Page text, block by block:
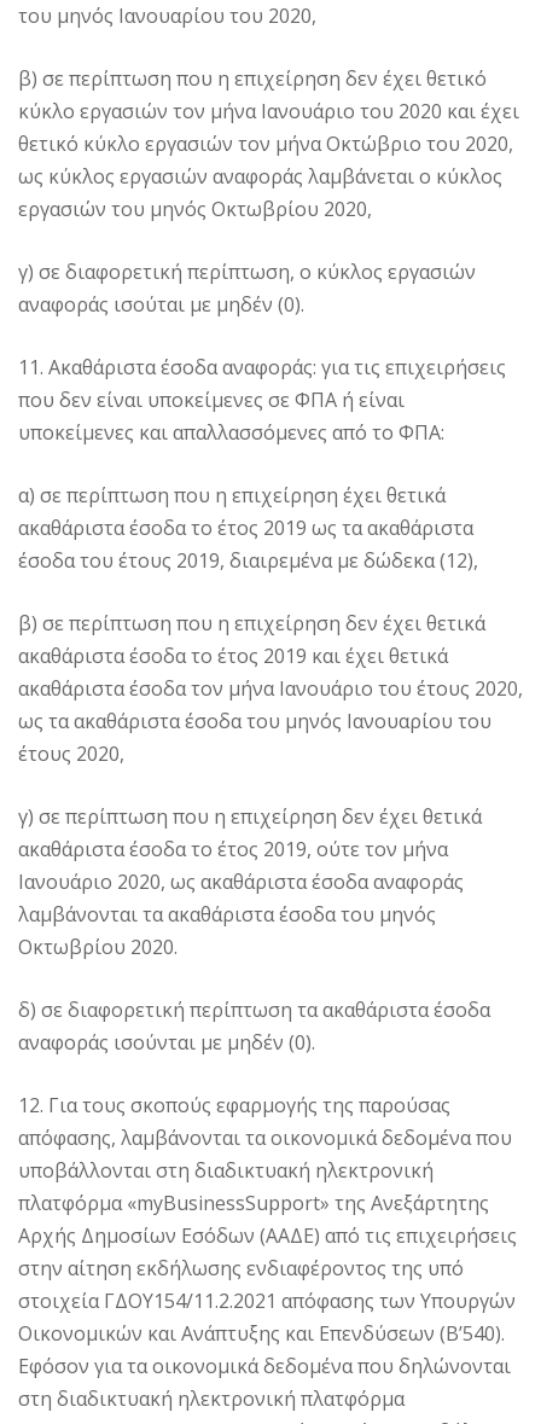
του μηνός Ιανουαρίου του 2020,
β) σε περίπτωση που η επιχείρηση δεν έχει θετικό
κύκλο εργασιών τον μήνα Ιανουάριο του 2020 και έχει
θετικό κύκλο εργασιών τον μήνα Οκτώβριο του 2020,
ως κύκλος εργασιών αναφοράς λαμβάνεται ο κύκλος
εργασιών του μηνός Οκτωβρίου 2020,
γ) σε διαφορετική περίπτωση, ο κύκλος εργασιών
αναφοράς ισούται με μηδέν (0).
11. Ακαθάριστα έσοδα αναφοράς: για τις επιχειρήσεις
που δεν είναι υποκείμενες σε ΦΠΑ ή είναι
υποκείμενες και απαλλασσόμενες από το ΦΠΑ:
α) σε περίπτωση που η επιχείρηση έχει θετικά
ακαθάριστα έσοδα το έτος 2019 ως τα ακαθάριστα
έσοδα του έτους 2019, διαιρεμένα με δώδεκα (12),
β) σε περίπτωση που η επιχείρηση δεν έχει θετικά
ακαθάριστα έσοδα το έτος 2019 και έχει θετικά
ακαθάριστα έσοδα τον μήνα Ιανουάριο του έτους 2020,
ως τα ακαθάριστα έσοδα του μηνός Ιανουαρίου του
έτους 2020,
γ) σε περίπτωση που η επιχείρηση δεν έχει θετικά
ακαθάριστα έσοδα το έτος 2019, ούτε τον μήνα
Ιανουάριο 2020, ως ακαθάριστα έσοδα αναφοράς
λαμβάνονται τα ακαθάριστα έσοδα του μηνός
Οκτωβρίου 2020.
δ) σε διαφορετική περίπτωση τα ακαθάριστα έσοδα
αναφοράς ισούνται με μηδέν (0).
12. Για τους σκοπούς εφαρμογής της παρούσας
απόφασης, λαμβάνονται τα οικονομικά δεδομένα που
υποβάλλονται στη διαδικτυακή ηλεκτρονική
πλατφόρμα «myBusinessSupport» της Ανεξάρτητης
Αρχής Δημοσίων Εσόδων (ΑΑΔΕ) από τις επιχειρήσεις
στην αίτηση εκδήλωσης ενδιαφέροντος της υπό
στοιχεία ΓΔΟΥ154/11.2.2021 απόφασης των Υπουργών
Οικονομικών και Ανάπτυξης και Επενδύσεων (Β’540).
Εφόσον για τα οικονομικά δεδομένα που δηλώνονται
στη διαδικτυακή ηλεκτρονική πλατφόρμα